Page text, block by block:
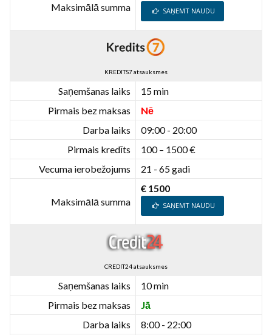
Maksimālā summa SAŅEMT NAUDU
KREDITS7 atsauksmes
Saņemšanas laiks
15 min
Pirmais bez maksas
Nē
Darba laiks
09:00 - 20:00
Pirmais kredīts
100 – 1500 €
Vecuma ierobežojums
21 - 65 gadi
Maksimālā summa
€ 1500
SAŅEMT NAUDU
CREDIT24 atsauksmes
Saņemšanas laiks
10 min
Pirmais bez maksas
Jā
Darba laiks
8:00 - 22:00